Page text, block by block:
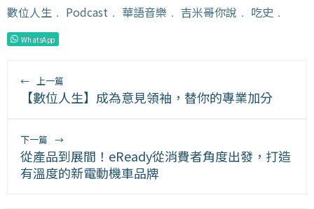
數位人生 ﹒ Podcast ﹒ 華語音樂 ﹒ 吉米哥你說 ﹒ 吃史 ﹒
WhatsApp
← 上一篇
【數位人生】成為意見領袖，替你的專業加分
下一篇 →
從產品到展間！eReady從消費者角度出發，打造
有溫度的新電動機車品牌